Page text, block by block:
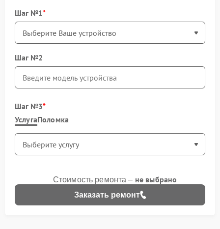
Шаг №1
Шаг №2
Шаг №3
УслугаПоломка
Заказать ремонт
Стоимость ремонта – не выбрано